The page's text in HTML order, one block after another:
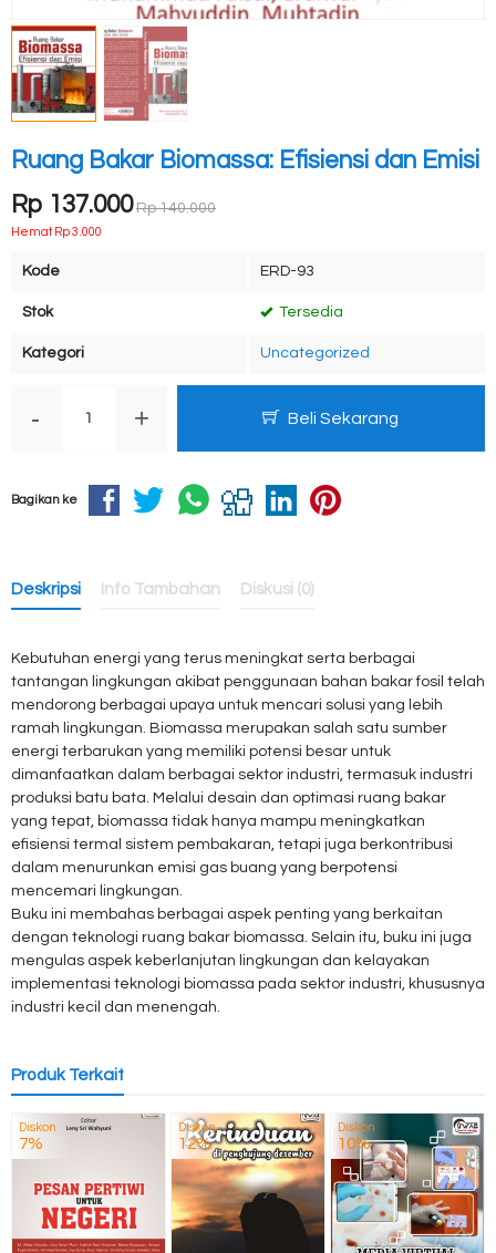
Ruang Bakar Biomassa: Efisiensi dan Emisi
Rp 137.000 Rp 140.000
Hemat Rp 3.000
Kode ERD-93
Stok Tersedia
Kategori Uncategorized
- + Beli Sekarang
Bagikan ke
Deskripsi Info Tambahan Diskusi (0)
Kebutuhan energi yang terus meningkat serta berbagai
tantangan lingkungan akibat penggunaan bahan bakar fosil telah
mendorong berbagai upaya untuk mencari solusi yang lebih
ramah lingkungan. Biomassa merupakan salah satu sumber
energi terbarukan yang memiliki potensi besar untuk
dimanfaatkan dalam berbagai sektor industri, termasuk industri
produksi batu bata. Melalui desain dan optimasi ruang bakar
yang tepat, biomassa tidak hanya mampu meningkatkan
efisiensi termal sistem pembakaran, tetapi juga berkontribusi
dalam menurunkan emisi gas buang yang berpotensi
mencemari lingkungan.
Buku ini membahas berbagai aspek penting yang berkaitan
dengan teknologi ruang bakar biomassa. Selain itu, buku ini juga
mengulas aspek keberlanjutan lingkungan dan kelayakan
implementasi teknologi biomassa pada sektor industri, khususnya
industri kecil dan menengah.
Produk Terkait
Diskon
7%
Diskon
12%
Diskon
10%